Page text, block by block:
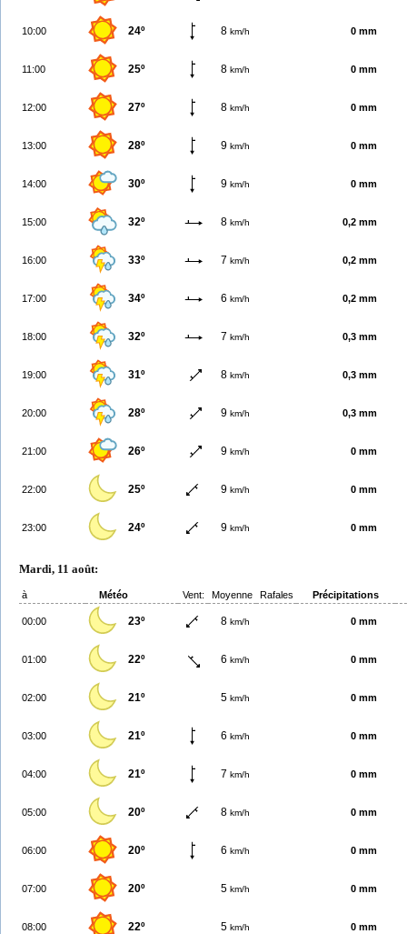
10:00 24º 8 km/h 0 mm
11:00 25º 8 km/h 0 mm
12:00 27º 8 km/h 0 mm
13:00 28º 9 km/h 0 mm
14:00 30º 9 km/h 0 mm
15:00 32º 8 km/h 0,2 mm
16:00 33º 7 km/h 0,2 mm
17:00 34º 6 km/h 0,2 mm
18:00 32º 7 km/h 0,3 mm
19:00 31º 8 km/h 0,3 mm
20:00 28º 9 km/h 0,3 mm
21:00 26º 9 km/h 0 mm
22:00 25º 9 km/h 0 mm
23:00 24º 9 km/h 0 mm
Mardi, 11 août:
à Météo Vent: Moyenne Rafales Précipitations
00:00 23º 8 km/h 0 mm
01:00 22º 6 km/h 0 mm
02:00 21º 5 km/h 0 mm
03:00 21º 6 km/h 0 mm
04:00 21º 7 km/h 0 mm
05:00 20º 8 km/h 0 mm
06:00 20º 6 km/h 0 mm
07:00 20º 5 km/h 0 mm
08:00 22º 5 km/h 0 mm